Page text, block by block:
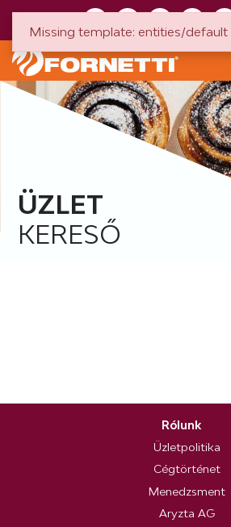
ÜZLET
KERESŐ
Rólunk
Üzletpolitika
Cégtörténet
Menedzsment
Aryzta AG
Missing template: entities/default